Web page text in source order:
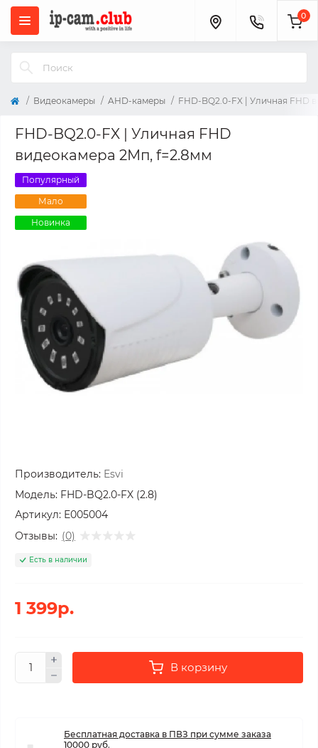
0
Видеокамеры AHD-камеры FHD-BQ2.0-FX | Уличная FHD
FHD-BQ2.0-FX | Уличная FHD
видеокамера 2Мп, f=2.8мм
Популярный
Мало
Новинка
Производитель: Esvi
Модель: FHD-BQ2.0-FX (2.8)
Артикул: E005004
Отзывы: (0)
Есть в наличии
1 399р.
В корзину
Бесплатная доставка в ПВЗ при сумме заказа
10000 руб.